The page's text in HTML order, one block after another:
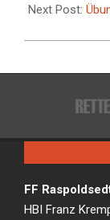
13
Next Post:
FF
HBI Franz